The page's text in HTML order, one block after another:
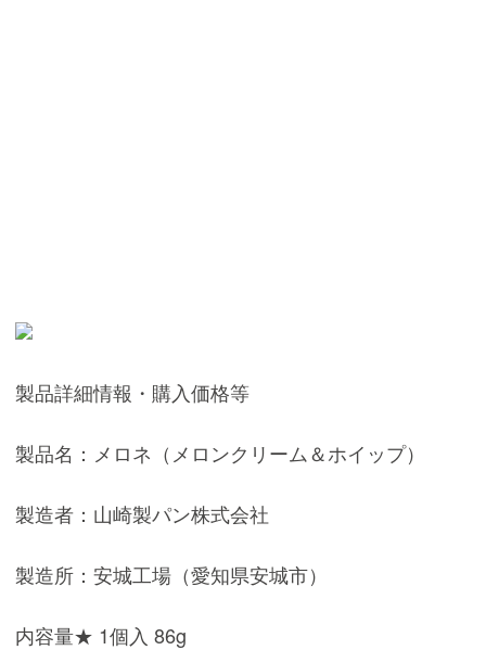
製品詳細情報・購入価格等
製品名：メロネ（メロンクリーム＆ホイップ）
製造者：山崎製パン株式会社
製造所：安城工場（愛知県安城市）
内容量★ 1個入 86g